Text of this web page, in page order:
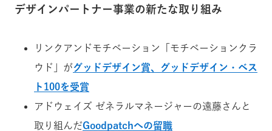
デザインパートナー事業の新たな取り組み
リンクアンドモチベーション「モチベーションクラ
ウド」がグッドデザイン賞、グッドデザイン・ベス
ト100を受賞
アドウェイズ ゼネラルマネージャーの遠藤さんと
取り組んだGoodpatchへの留職